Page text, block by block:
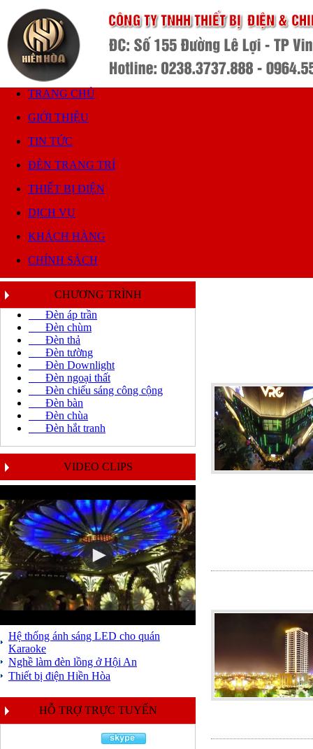
TRANG CHỦ
GIỚI THIỆU
TIN TỨC
ĐÈN TRANG TRÍ
THIẾT BỊ ĐIỆN
DỊCH VỤ
KHÁCH HÀNG
CHÍNH SÁCH
CHƯƠNG TRÌNH
Đèn áp trần
Đèn chùm
Đèn thả
Đèn tường
Đèn Downlight
Đèn ngoại thất
Đèn chiếu sáng công cộng
Đèn bàn
Đèn chùa
Đèn hắt tranh
VIDEO CLIPS
Hệ thống ánh sáng LED cho quán
Karaoke
Nghề làm đèn lồng ở Hội An
Thiết bị điện Hiền Hòa
HỖ TRỢ TRỰC TUYẾN